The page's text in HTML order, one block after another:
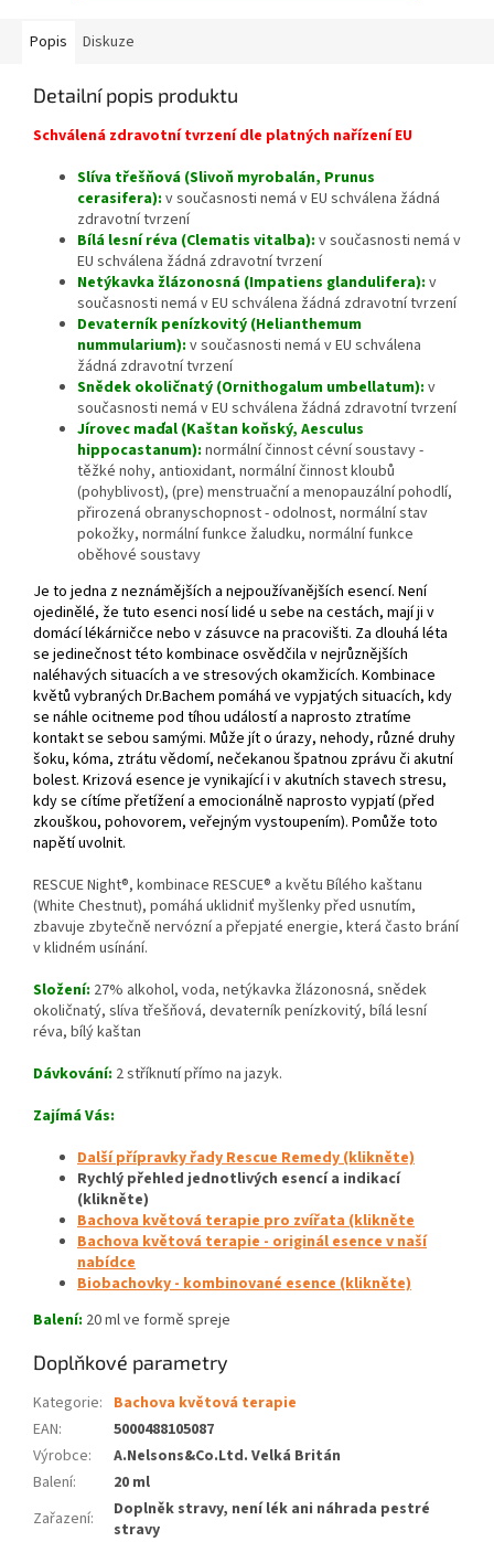
Popis Diskuze
Detailní popis produktu
Schválená zdravotní tvrzení dle platných nařízení EU
Slíva třešňová (Slivoň myrobalán, Prunus
cerasifera): v současnosti nemá v EU schválena žádná
zdravotní tvrzení
Bílá lesní réva (Clematis vitalba): v současnosti nemá v
EU schválena žádná zdravotní tvrzení
Netýkavka žlázonosná (Impatiens glandulifera): v
současnosti nemá v EU schválena žádná zdravotní tvrzení
Devaterník penízkovitý (Helianthemum
nummularium): v současnosti nemá v EU schválena
žádná zdravotní tvrzení
Snědek okoličnatý (Ornithogalum umbellatum): v
současnosti nemá v EU schválena žádná zdravotní tvrzení
Jírovec maďal (Kaštan koňský, Aesculus
hippocastanum): normální činnost cévní soustavy -
těžké nohy, antioxidant, normální činnost kloubů
(pohyblivost), (pre) menstruační a menopauzální pohodlí,
přirozená obranyschopnost - odolnost, normální stav
pokožky, normální funkce žaludku, normální funkce
oběhové soustavy
Je to jedna z neznámějších a nejpoužívanějších esencí. Není
ojedinělé, že tuto esenci nosí lidé u sebe na cestách, mají ji v
domácí lékárničce nebo v zásuvce na pracovišti. Za dlouhá léta
se jedinečnost této kombinace osvědčila v nejrůznějších
naléhavých situacích a ve stresových okamžicích. Kombinace
květů vybraných Dr.Bachem pomáhá ve vypjatých situacích, kdy
se náhle ocitneme pod tíhou událostí a naprosto ztratíme
kontakt se sebou samými. Může jít o úrazy, nehody, různé druhy
šoku, kóma, ztrátu vědomí, nečekanou špatnou zprávu či akutní
bolest. Krizová esence je vynikající i v akutních stavech stresu,
kdy se cítíme přetížení a emocionálně naprosto vypjatí (před
zkouškou, pohovorem, veřejným vystoupením). Pomůže toto
napětí uvolnit.
RESCUE Night®, kombinace RESCUE® a květu Bílého kaštanu
(White Chestnut), pomáhá uklidniť myšlenky před usnutím,
zbavuje zbytečně nervózní a přepjaté energie, která často brání
v klidném usínání.
Složení: 27% alkohol, voda, netýkavka žlázonosná, snědek
okoličnatý, slíva třešňová, devaterník penízkovitý, bílá lesní
réva, bílý kaštan
Dávkování: 2 stříknutí přímo na jazyk.
Zajímá Vás:
Další přípravky řady Rescue Remedy (klikněte)
Rychlý přehled jednotlivých esencí a indikací
(klikněte)
Bachova květová terapie pro zvířata (klikněte
Bachova květová terapie - originál esence v naší
nabídce
Biobachovky - kombinované esence (klikněte)
Balení: 20 ml ve formě spreje
Doplňkové parametry
Kategorie: Bachova květová terapie
EAN:
5000488105087
Výrobce:
A.Nelsons&Co.Ltd. Velká Britán
Balení:
20 ml
Zařazení:
Doplněk stravy, není lék ani náhrada pestré
stravy